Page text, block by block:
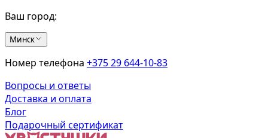
Ваш город:
Минск
Номер телефона +375 29 644-10-83
Вопросы и ответы
Доставка и оплата
Блог
Подарочный сертификат